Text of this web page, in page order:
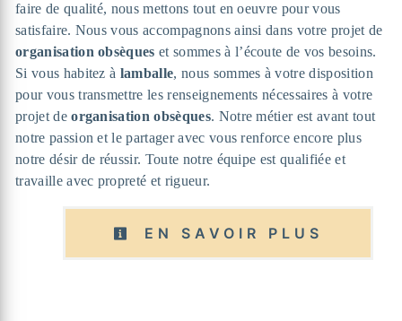
faire de qualité, nous mettons tout en oeuvre pour vous
satisfaire. Nous vous accompagnons ainsi dans votre projet de
organisation obsèques et sommes à l’écoute de vos besoins.
Si vous habitez à lamballe, nous sommes à votre disposition
pour vous transmettre les renseignements nécessaires à votre
projet deorganisation obsèques. Notre métier est avant tout
notre passion et le partager avec vous renforce encore plus
notre désir de réussir. Toute notre équipe est qualifiée et
travaille avec propreté et rigueur.
EN SAVOIR PLUS